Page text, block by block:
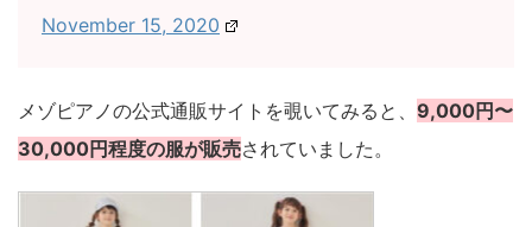
November 15, 2020
メゾピアノの公式通販サイトを覗いてみると、 9,000円〜
30,000円程度の服が販売されていました。